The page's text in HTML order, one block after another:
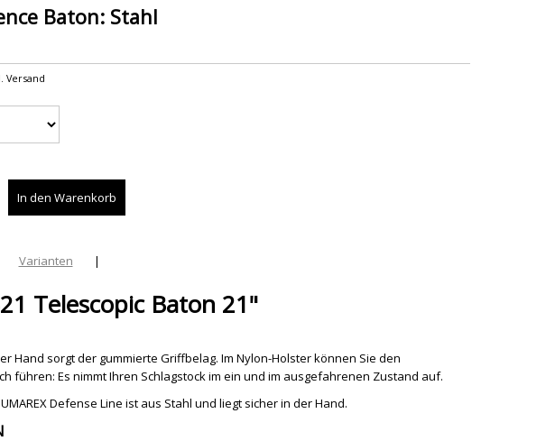
Baton: Stahl
Versand
Varianten |
Telescopic Baton 21"
Hand sorgt der gummierte Griffbelag. Im Nylon-Holster können Sie den
führen: Es nimmt Ihren Schlagstock im ein und im ausgefahrenen Zustand auf.
Defense Line ist aus Stahl und liegt sicher in der Hand.